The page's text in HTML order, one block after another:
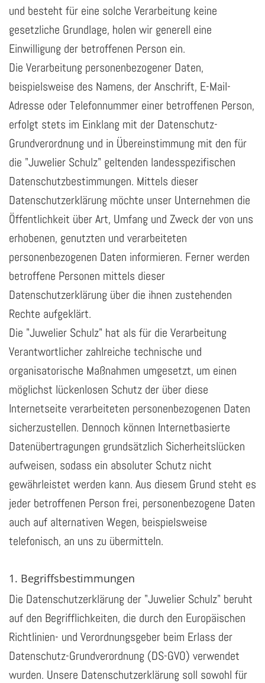
und besteht für eine solche Verarbeitung keine
gesetzliche Grundlage, holen wir generell eine
Einwilligung der betroffenen Person ein.
Die Verarbeitung personenbezogener Daten,
beispielsweise des Namens, der Anschrift, E-Mail-
Adresse oder Telefonnummer einer betroffenen Person,
erfolgt stets im Einklang mit der Datenschutz-
Grundverordnung und in Übereinstimmung mit den für
die "Juwelier Schulz" geltenden landesspezifischen
Datenschutzbestimmungen. Mittels dieser
Datenschutzerklärung möchte unser Unternehmen die
Öffentlichkeit über Art, Umfang und Zweck der von uns
erhobenen, genutzten und verarbeiteten
personenbezogenen Daten informieren. Ferner werden
betroffene Personen mittels dieser
Datenschutzerklärung über die ihnen zustehenden
Rechte aufgeklärt.
Die "Juwelier Schulz" hat als für die Verarbeitung
Verantwortlicher zahlreiche technische und
organisatorische Maßnahmen umgesetzt, um einen
möglichst lückenlosen Schutz der über diese
Internetseite verarbeiteten personenbezogenen Daten
sicherzustellen. Dennoch können Internetbasierte
Datenübertragungen grundsätzlich Sicherheitslücken
aufweisen, sodass ein absoluter Schutz nicht
gewährleistet werden kann. Aus diesem Grund steht es
jeder betroffenen Person frei, personenbezogene Daten
auch auf alternativen Wegen, beispielsweise
telefonisch, an uns zu übermitteln.
1. Begriffsbestimmungen
Die Datenschutzerklärung der "Juwelier Schulz" beruht
auf den Begrifflichkeiten, die durch den Europäischen
Richtlinien- und Verordnungsgeber beim Erlass der
Datenschutz-Grundverordnung (DS-GVO) verwendet
wurden. Unsere Datenschutzerklärung soll sowohl für